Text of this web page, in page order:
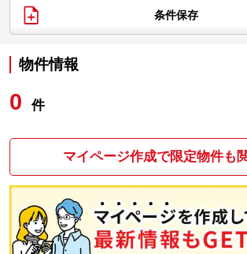
条件保存
物件情報
0 件
マイページ作成で限定物件も